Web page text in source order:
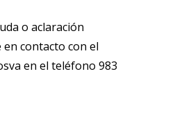
o aclaración
contacto con el
en el teléfono 983